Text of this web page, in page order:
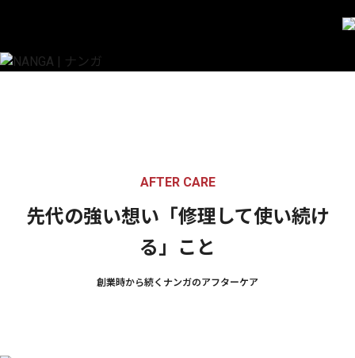
AFTER CARE
先代の強い想い「修理して使い続け
る」こと
創業時から続くナンガのアフターケア